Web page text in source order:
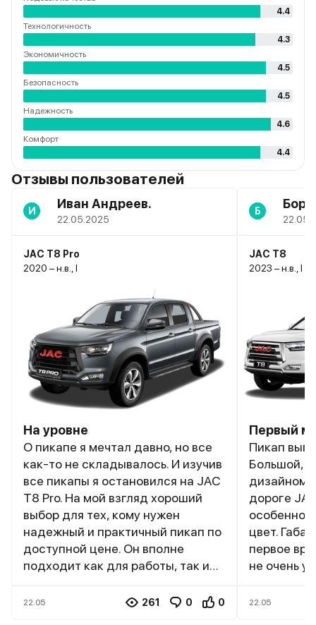
4.4
Технологичность
4.3
Экономичность
4.5
Безопасность
4.5
Надежность
4.6
Комфорт
4.4
Отзывы пользователей
И Иван Андреев.
22.05.2025
JAC T8 Pro
2020 – н.в., I
На уровне
О пикапе я мечтал давно, но все
как-то не складывалось. И изучив
все пикапы я остановился на JAC
T8 Pro. На мой взгляд хороший
выбор для тех, кому нужен
надежный и практичный пикап по
доступной цене. Он вполне
подходит как для работы, так и
есть некоторые compromises в
22.05 261 0 0
Б
JAC T8
2023 – н.в., I
Первый
Пикап
Большой,
дизайном
дороге
особенно
цвет.
первое
не очень
возил в
22.05